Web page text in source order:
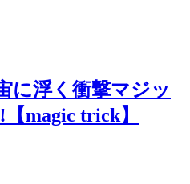
に浮く衝撃マジッ
magic trick】